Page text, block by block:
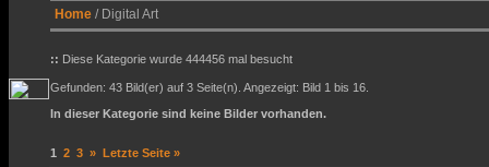
Home / Digital Art
:: Diese Kategorie wurde 444456 mal besucht
Gefunden: 43 Bild(er) auf 3 Seite(n). Angezeigt: Bild 1 bis 16.
In dieser Kategorie sind keine Bilder vorhanden.
1 2 3 » Letzte Seite »